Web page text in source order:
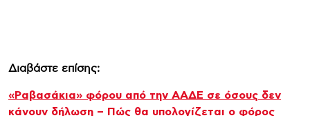
Διαβάστε επίσης:
«Ραβασάκια» φόρου από την ΑΑΔΕ σε όσους δεν
κάνουν δήλωση – Πώς θα υπολογίζεται ο φόρος